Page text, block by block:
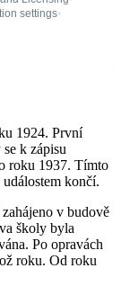
1924. První
k zápisu
roku 1937. Tímto
končí.
v budově
školy byla
Po opravách
roku. Od roku